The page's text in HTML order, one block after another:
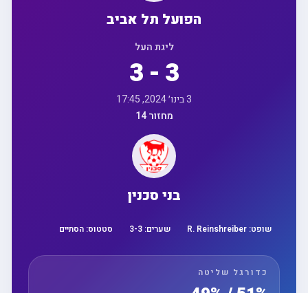
הפועל תל אביב
ליגת העל
3 - 3
מחזור 14
בני סכנין
שופט:R. Reinshreiber שערים: 3 -3 סטטוס:הסתיים
כדורגל שליטה